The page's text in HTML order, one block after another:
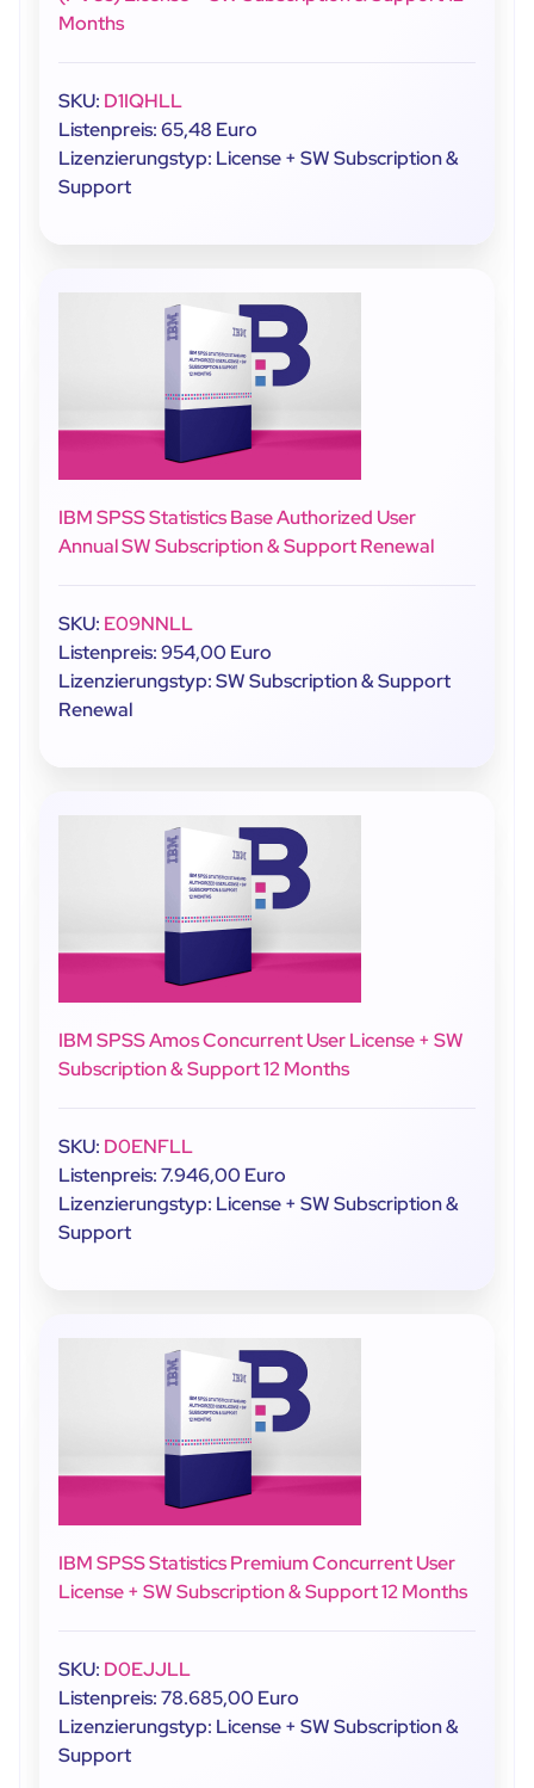
Months
SKU: D1IQHLL
Listenpreis: 65,48 Euro
Lizenzierungstyp: License + SW Subscription &
Support
IBM SPSS Statistics Base Authorized User
Annual SW Subscription & Support Renewal
SKU: E09NNLL
Listenpreis: 954,00 Euro
Lizenzierungstyp: SW Subscription & Support
Renewal
IBM SPSS Amos Concurrent User License + SW
Subscription & Support 12 Months
SKU: D0ENFLL
Listenpreis: 7.946,00 Euro
Lizenzierungstyp: License + SW Subscription &
Support
IBM SPSS Statistics Premium Concurrent User
License + SW Subscription & Support 12 Months
SKU: D0EJJLL
Listenpreis: 78.685,00 Euro
Lizenzierungstyp: License + SW Subscription &
Support